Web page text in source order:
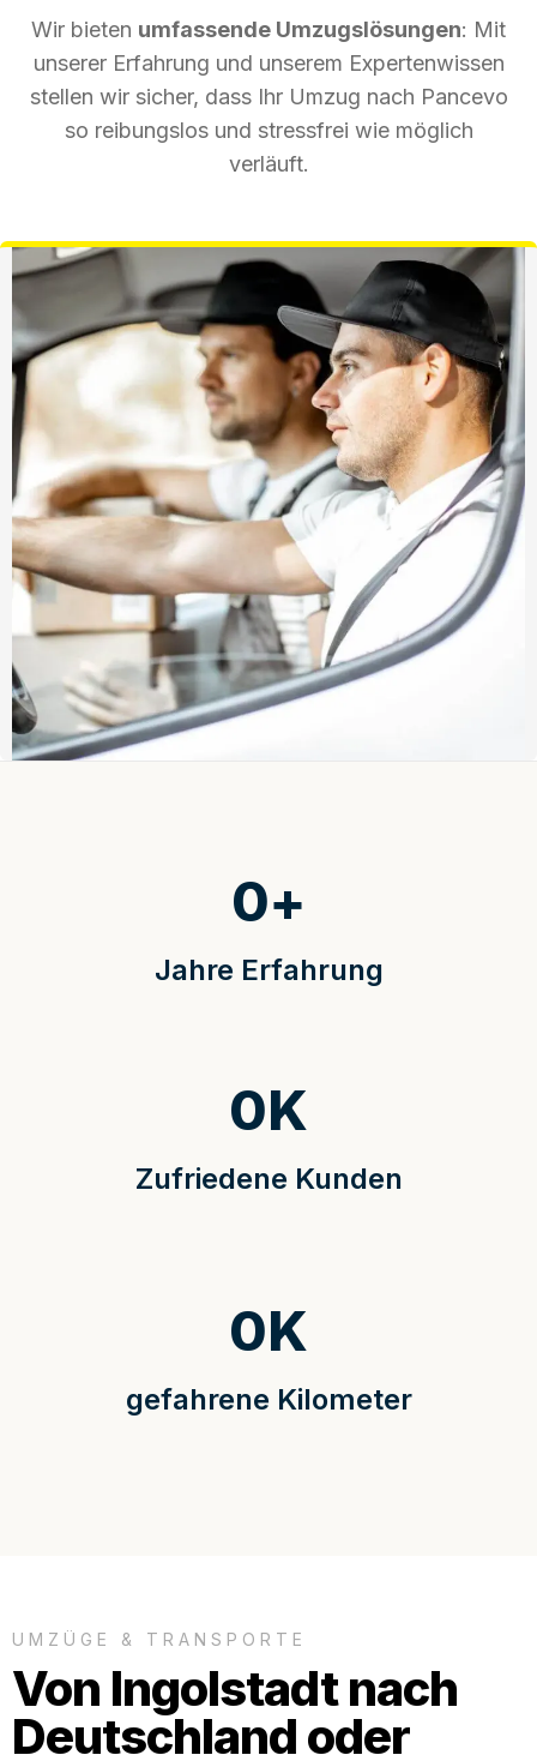
Wir bieten umfassende Umzugslösungen: Mit
unserer Erfahrung und unserem Expertenwissen
stellen wir sicher, dass Ihr Umzug nach Pancevo
so reibungslos und stressfrei wie möglich
verläuft.
Jahre Erfahrung
0+
Zufriedene Kunden
0K
gefahrene Kilometer
0K
UMZÜGE & TRANSPORTE
Von Ingolstadt nach
Deutschland oder